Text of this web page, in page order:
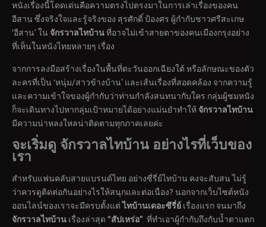
หนังเรื่องนี้โดดเด่นคือความตรงไปตรงมาในการเล่าเรื่องของคน
อีสาน ซึ่งจริงใจและรู้จริงของ สุรศักดิ์ ป้องศร ผู้กำกับชาวศรีสะเกษ
‘อีสาน’ ใน จักรวาลไทบ้านที่อาจไม่เข้าสายตาของคนเมืองกรุงอย่าง
ที่เห็นในหนังไทยหลายๆ เรื่อง
จากการลงมือสร้างเรื่องในพื้นที่ตะวันออกเฉียงใต้ หรือลักษณะของตัว
ละครที่เป็น ‘หนุ่ม/สาวข้างบ้าน’ และเส้นเรื่องที่สอดคล้อง จากความรู้
และความเข้าใจของผู้กำกับว่าท่านกำลังสนทนากับใคร กลุ่มผู้ชมหนัง
ก็จะเดินทางไปหากลุ่มเป้าหมายได้อย่างแม่นยำทำให้จักรวาลไทบ้าน
มีความน่าหลงใหลน่าติดตามทุกภาคเลยค่ะ
จะเริ่มดู จักรวาลไทบ้าน อย่างไรที่เว็บของ
เรา
สำหรับแฟนคลับสายแบรนด์ไทย อย่างซี่รี่ย์ไทบ้าน คงจะสับสน ไม่รู้
ว่าควรดูติดต่อกันอย่างไรให้สนุกและต่อเนื่อง? นอกจากเว็บไซต์หนัง
ออนไลน์ของเราจะมีครบตั้งแต่ ไทบ้านเดอะซีรี่ย์ เรื่องแรก จนมาถึง
จักรวาลไทบ้าน เรื่องล่าสุด “สัปเหร่อ” ที่ทำเอาผู้กำกับถึงกับน้ำตาแตก